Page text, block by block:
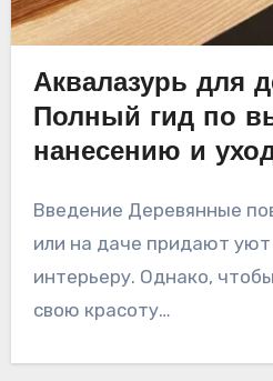
Аквалазурь для
Полный гид по
нанесению и
Введение Деревянные поверхности в доме
или на даче придают
интерьеру. Однако,
свою красоту…